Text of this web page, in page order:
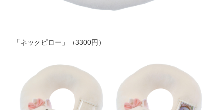
「ネックピロー」（3300円）